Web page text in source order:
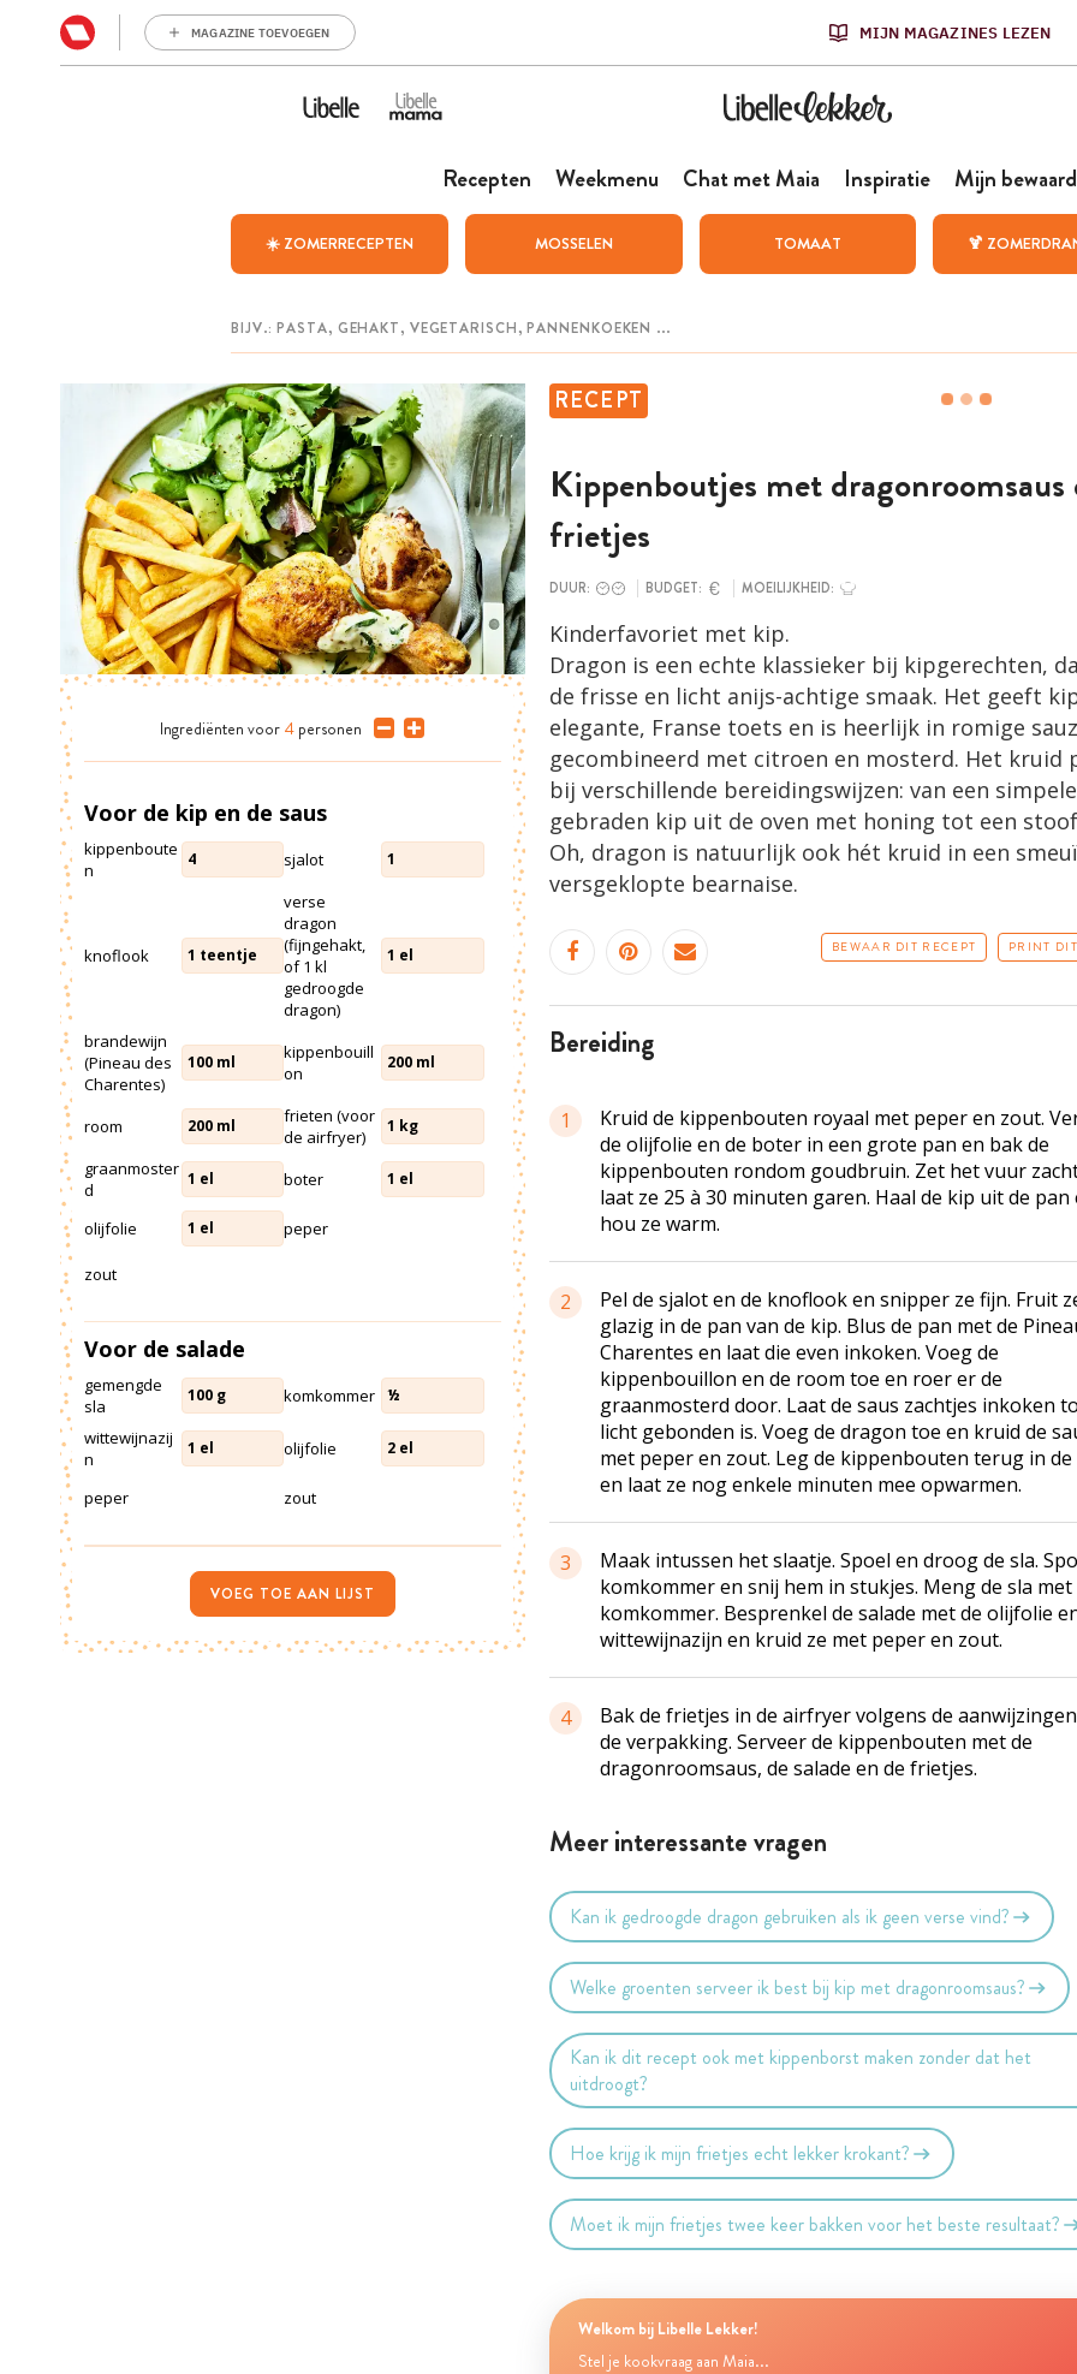
MAGAZINE TOEVOEGEN MIJN MAGAZINES LEZEN
Recepten Weekmenu Chat met Maia Inspiratie Mijn
☀️ ZOMERRECEPTEN MOSSELEN TOMAAT 🍹
RECEPT
Kippenboutjes met dragonroomsaus
frietjes
DUUR: BUDGET: MOEILIJKHEID:
Kinderfavoriet met kip.
Dragon is een echte klassieker bij kip­gerechten,
de frisse en licht anijs-achtige smaak. Het geeft
elegante, Franse toets en is heerlijk in romige
gecombineerd met citroen en mosterd. Het kruid
bij ­verschillende bereidingswijzen: van een simpele
gebraden kip uit de oven met honing tot een
Oh, dragon is natuurlijk ook hét kruid in een
versgeklopte bearnaise.
BEWAAR DIT RECEPT PRINT
bereiding
1
Kruid de kippenbouten royaal met peper en zout.
de olijfolie en de boter in een grote pan en bak de
kippenbouten rondom goudbruin. Zet het vuur
laat ze 25 à 30 minuten garen. Haal de kip uit de pan
hou ze warm.
2
Pel de sjalot en de knoflook en snipper ze fijn. Fruit
glazig in de pan van de kip. Blus de pan met de
Charentes en laat die even inkoken. Voeg de
kippenbouillon en de room toe en roer er de
graanmosterd door. Laat de saus zachtjes inkoken
licht gebonden is. Voeg de dragon toe en kruid de
met peper en zout. Leg de kippenbouten terug in de
en laat ze nog enkele minuten mee opwarmen.
3
Maak intussen het slaatje. Spoel en droog de sla.
komkommer en snij hem in stukjes. Meng de sla met
komkommer. Besprenkel de salade met de olijfolie
wittewijnazijn en kruid ze met peper en zout.
4
Bak de frietjes in de airfryer volgens de
de verpakking. Serveer de kippenbouten met de
dragonroomsaus, de salade en de frietjes.
Meer interessante vragen
Kan ik gedroogde dragon gebruiken als ik geen verse vind?
Welke groenten serveer ik best bij kip met dragonroomsaus?
Kan ik dit recept ook met kippenborst maken zonder dat het
uitdroogt?
Hoe krijg ik mijn frietjes echt lekker krokant?
Moet ik mijn frietjes twee keer bakken voor het beste resultaat?
Welkom bij Libelle Lekker!
Stel je kookvraag aan Maia...
Ingrediënten voor 4 personen
Voor de kip en de saus
kippenboute
n
4 sjalot 1
knoflook 1 teentje
verse
dragon
(fijngehakt,
of 1 kl
gedroogde
dragon)
1 el
brandewijn
(Pineau des
Charentes)
100 ml
kippenbouill
on
200 ml
room 200 ml
frieten (voor
de airfryer)
1 kg
graanmoster
d
1 el boter 1 el
olijfolie 1 el peper
zout
Voor de salade
gemengde
sla
100 g komkommer ½
wittewijnazij
n
1 el olijfolie 2 el
peper zout
VOEG TOE AAN LIJST